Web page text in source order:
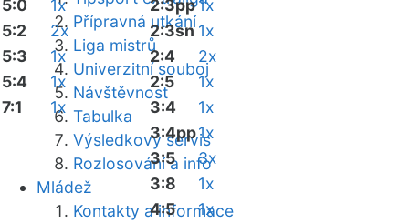
Přípravná utkání
Liga mistrů
Univerzitní souboj
Návštěvnost
Tabulka
Výsledkový servis
Rozlosování a info
Mládež
Kontakty a informace
5:0
1x
5:2
2x
5:3
1x
5:4
1x
7:1
1x
2:3pp1x
2:3sn 1x
2:4
2x
2:5
1x
3:4
1x
3:4pp1x
3:5
3x
3:8
1x
4:5
1x